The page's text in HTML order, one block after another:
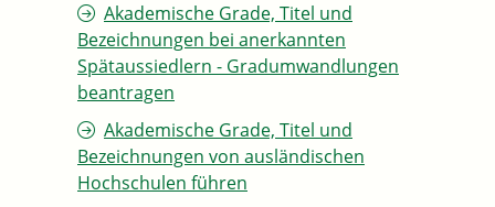
Akademische Grade, Titel und
Bezeichnungen bei anerkannten
Spätaussiedlern - Gradumwandlungen
beantragen
Akademische Grade, Titel und
Bezeichnungen von ausländischen
Hochschulen führen